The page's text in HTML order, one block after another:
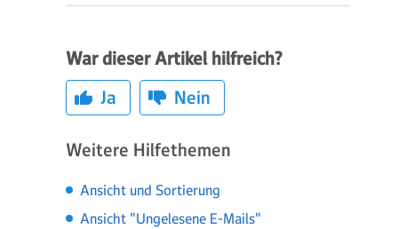
War dieser Artikel hilfreich?
Ja
Nein
Weitere Hilfethemen
Ansicht und Sortierung
Ansicht "Ungelesene E-Mails"